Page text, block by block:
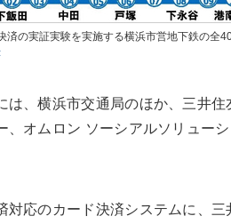
済の実証実験を実施する横浜市営地下鉄の全
、横浜市交通局のほか、三井住
、オムロン ソーシアルソリュー
応のカード決済システムに、三